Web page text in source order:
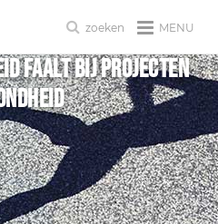
MENU
zoeken
faalt bij projecten